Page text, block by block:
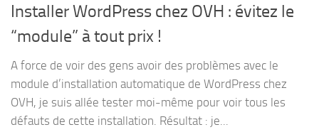
Installer WordPress chez OVH : évitez le
“module” à tout prix !
A force de voir des gens avoir des problèmes avec le
module d’installation automatique de WordPress chez
OVH, je suis allée tester moi-même pour voir tous les
défauts de cette installation. Résultat : je...